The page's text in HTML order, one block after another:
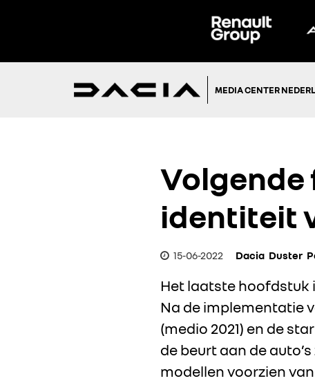
MEDIA CENTER
Volgende
identiteit
15-06-2022 Dacia Duster
Het laatste hoofdstuk
Na de implementatie
(medio 2021) en de
de beurt aan de
modellen voorzien